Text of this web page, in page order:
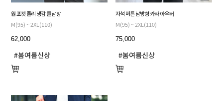
원 포켓 폴리 냉감 쿨 남방
M(95) ~ 2XL(110)
62,000
자석 버튼 남방형 카라 아우터
M(95) ~ 2XL(110)
75,000